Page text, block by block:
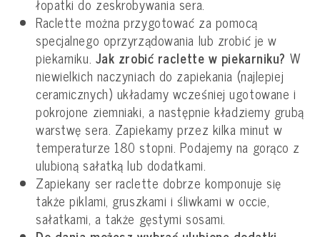
łopatki do zeskrobywania sera.
Raclette można przygotować za pomocą
specjalnego oprzyrządowania lub zrobić je w
piekarniku. Jak zrobić raclette w piekarniku? W
niewielkich naczyniach do zapiekania (najlepiej
ceramicznych) układamy wcześniej ugotowane i
pokrojone ziemniaki, a następnie kładziemy grubą
warstwę sera. Zapiekamy przez kilka minut w
temperaturze 180 stopni. Podajemy na gorąco z
ulubioną sałatką lub dodatkami.
Zapiekany ser raclette dobrze komponuje się
także piklami, gruszkami i śliwkami w occie,
sałatkami, a także gęstymi sosami.